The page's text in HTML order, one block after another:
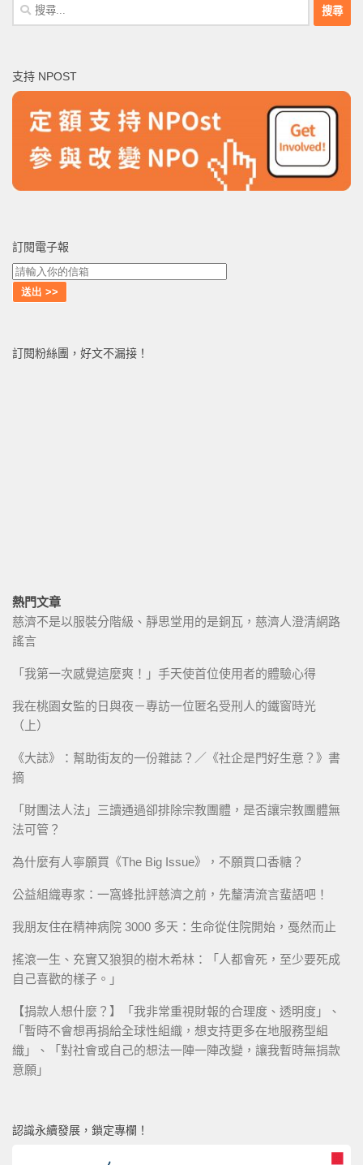
搜
尋
字:
支持 NPOST
訂閱電子報
訂閱粉絲團，好文不漏接！
熱門文章
慈濟不是以服裝分階級、靜思堂用的是銅瓦，慈濟人澄清網路
謠言
「我第一次感覺這麼爽！」手天使首位使用者的體驗心得
我在桃園女監的日與夜－專訪一位匿名受刑人的鐵窗時光
（上）
《大誌》：幫助街友的一份雜誌？／《社企是門好生意？》書
摘
「財團法人法」三讀通過卻排除宗教團體，是否讓宗教團體無
法可管？
為什麼有人寧願買《The Big Issue》，不願買口香糖？
公益組織專家：一窩蜂批評慈濟之前，先釐清流言蜚語吧！
我朋友住在精神病院 3000 多天：生命從住院開始，戞然而止
搖滾一生、充實又狼狽的樹木希林：「人都會死，至少要死成
自己喜歡的樣子。」
【捐款人想什麼？】「我非常重視財報的合理度、透明度」、
「暫時不會想再捐給全球性組織，想支持更多在地服務型組
織」、「對社會或自己的想法一陣一陣改變，讓我暫時無捐款
意願」
認識永續發展，鎖定專欄！